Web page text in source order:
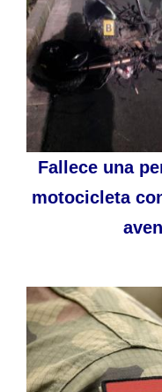
Fallece una
motocicleta